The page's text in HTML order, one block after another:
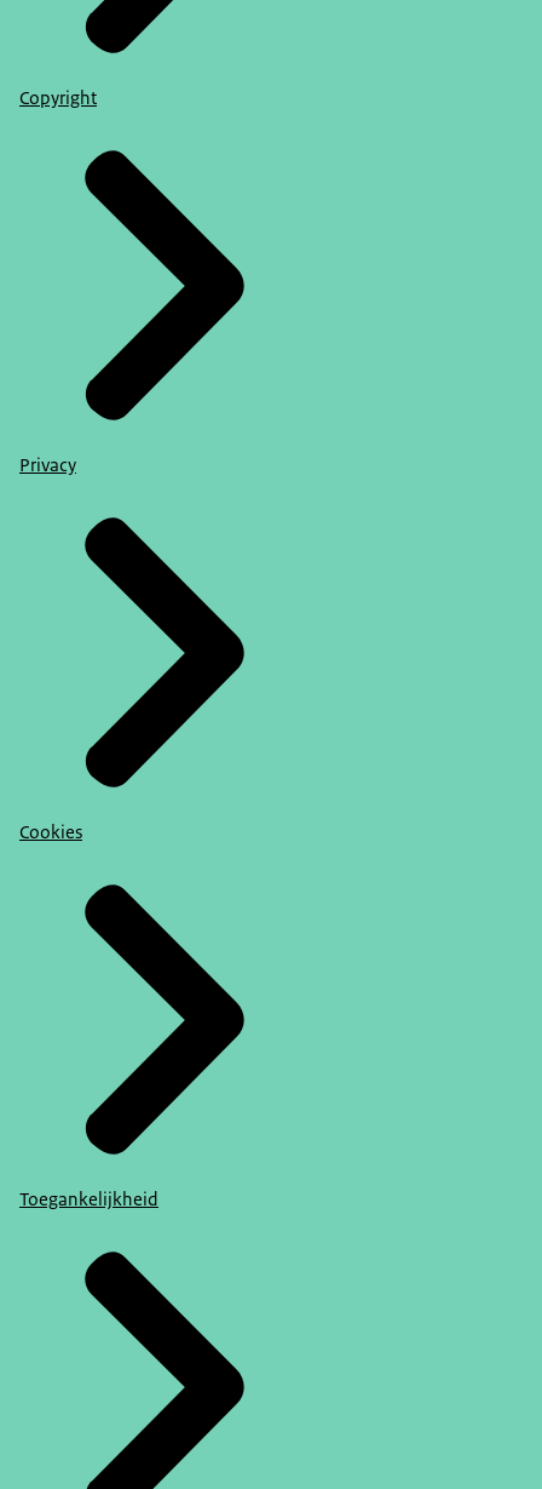
Copyright
Privacy
Cookies
Toegankelijkheid